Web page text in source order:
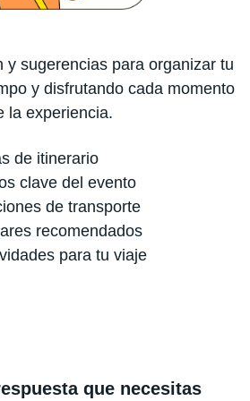
y sugerencias para organizar tu
y disfrutando cada momento
la experiencia.
de itinerario
clave del evento
de transporte
recomendados
para tu viaje
que necesitas